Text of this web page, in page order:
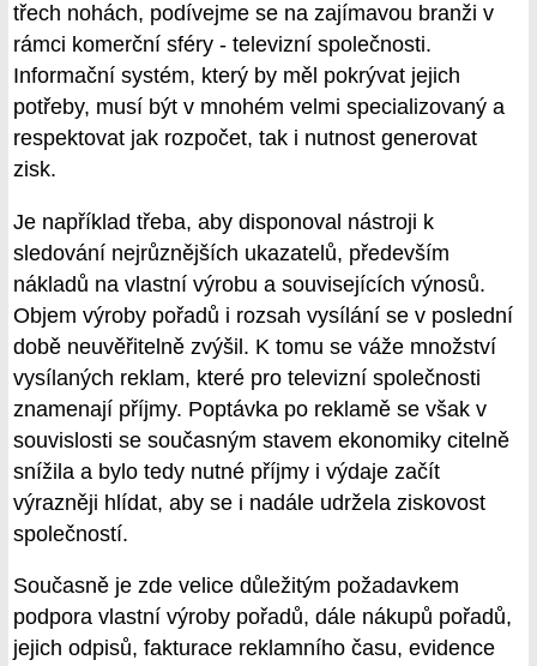
třech nohách, podívejme se na zajímavou branži v
rámci komerční sféry - televizní společnosti.
Informační systém, který by měl pokrývat jejich
potřeby, musí být v mnohém velmi specializovaný a
respektovat jak rozpočet, tak i nutnost generovat
zisk.
Je například třeba, aby disponoval nástroji k
sledování nejrůznějších ukazatelů, především
nákladů na vlastní výrobu a souvisejících výnosů.
Objem výroby pořadů i rozsah vysílání se v poslední
době neuvěřitelně zvýšil. K tomu se váže množství
vysílaných reklam, které pro televizní společnosti
znamenají příjmy. Poptávka po reklamě se však v
souvislosti se současným stavem ekonomiky citelně
snížila a bylo tedy nutné příjmy i výdaje začít
výrazněji hlídat, aby se i nadále udržela ziskovost
společností.
Současně je zde velice důležitým požadavkem
podpora vlastní výroby pořadů, dále nákupů pořadů,
jejich odpisů, fakturace reklamního času, evidence